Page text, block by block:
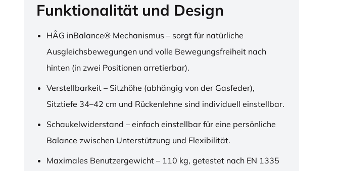
Funktionalität und Design
HÅG inBalance® Mechanismus – sorgt für natürliche
Ausgleichsbewegungen und volle Bewegungsfreiheit nach
hinten (in zwei Positionen arretierbar).
Verstellbarkeit – Sitzhöhe (abhängig von der Gasfeder),
Sitztiefe 34–42 cm und Rückenlehne sind individuell einstellbar.
Schaukelwiderstand – einfach einstellbar für eine persönliche
Balance zwischen Unterstützung und Flexibilität.
Maximales Benutzergewicht – 110 kg, getestet nach EN 1335